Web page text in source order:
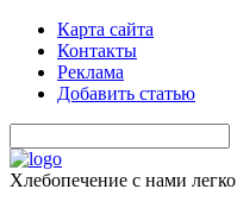
Карта сайта
Контакты
Реклама
Добавить статью
Хлебопечение с нами